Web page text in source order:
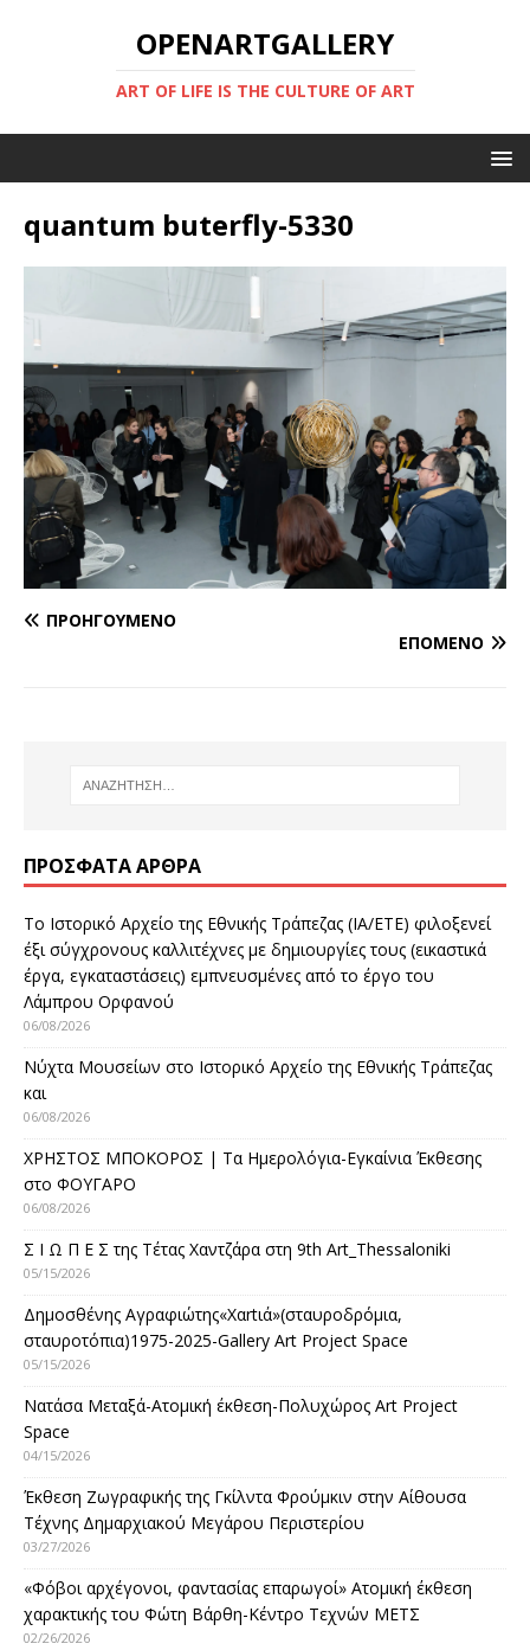
OPENARTGALLERY
ART OF LIFE IS THE CULTURE OF ART
quantum buterfly-5330
ΠΡΟΗΓΟΎΜΕΝΟ
ΕΠΌΜΕΝΟ
ΠΡΌΣΦΑΤΑ ΆΡΘΡΑ
Το Ιστορικό Αρχείο της Εθνικής Τράπεζας (ΙΑ/ΕΤΕ) φιλοξενεί
έξι σύγχρονους καλλιτέχνες με δημιουργίες τους (εικαστικά
έργα, εγκαταστάσεις) εμπνευσμένες από το έργο του
Λάμπρου Ορφανού
06/08/2026
Νύχτα Μουσείων στο Ιστορικό Αρχείο της Εθνικής Τράπεζας
και
06/08/2026
ΧΡΗΣΤΟΣ ΜΠΟΚΟΡΟΣ | Τα Ημερολόγια-Εγκαίνια Έκθεσης
στο ΦΟΥΓΑΡΟ
06/08/2026
Σ Ι Ω Π Ε Σ της Τέτας Χαντζάρα στη 9th Art_Thessaloniki
05/15/2026
Δημοσθένης Αγραφιώτης«Xαrtιά»(σταυροδρόμια,
σταυροτόπια)1975-2025-Gallery Art Project Space
05/15/2026
Νατάσα Μεταξά-Ατομική έκθεση-Πολυχώρος Art Project
Space
04/15/2026
Έκθεση Ζωγραφικής της Γκίλντα Φρούμκιν στην Αίθουσα
Τέχνης Δημαρχιακού Μεγάρου Περιστερίου
03/27/2026
«Φόβοι αρχέγονοι, φαντασίας επαρωγοί» Ατομική έκθεση
χαρακτικής του Φώτη Βάρθη-Κέντρο Τεχνών ΜΕΤΣ
02/26/2026